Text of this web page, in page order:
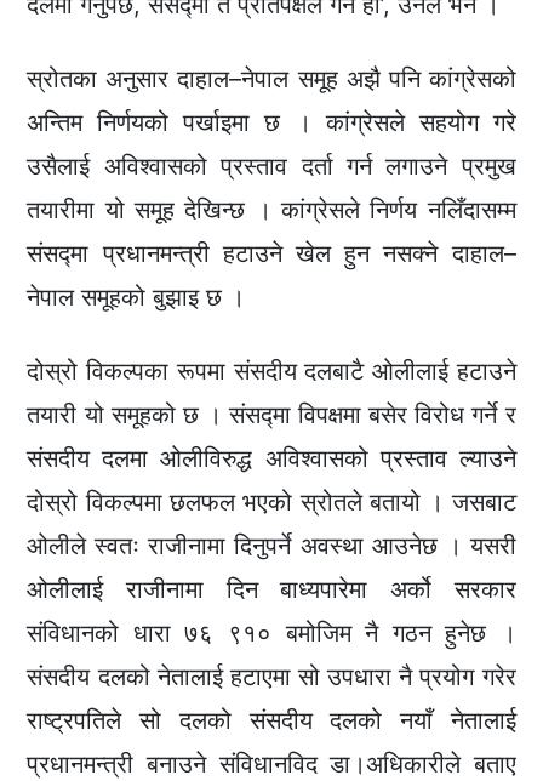
स्रोतका अनुसार दाहाल–नेपाल समूह अझै पनि कांग्रेसको
अन्तिम निर्णयको पर्खाइमा छ । कांग्रेसले सहयोग गरे
उसैलाई अविश्वासको प्रस्ताव दर्ता गर्न लगाउने प्रमुख
तयारीमा यो समूह देखिन्छ । कांग्रेसले निर्णय नलिँदासम्म
संसद्मा प्रधानमन्त्री हटाउने खेल हुन नसक्ने दाहाल–
नेपाल समूहको बुझाइ छ ।
दोस्रो विकल्पका रूपमा संसदीय दलबाटै ओलीलाई हटाउने
तयारी यो समूहको छ । संसद्मा विपक्षमा बसेर विरोध गर्ने र
संसदीय दलमा ओलीविरुद्ध अविश्वासको प्रस्ताव ल्याउने
दोस्रो विकल्पमा छलफल भएको स्रोतले बतायो । जसबाट
ओलीले स्वतः राजीनामा दिनुपर्ने अवस्था आउनेछ । यसरी
ओलीलाई राजीनामा दिन बाध्यपारेमा अर्को सरकार
संविधानको धारा ७६ ९१० बमोजिम नै गठन हुनेछ ।
संसदीय दलको नेतालाई हटाएमा सो उपधारा नै प्रयोग गरेर
राष्ट्रपतिले सो दलको संसदीय दलको नयाँ नेतालाई
प्रधानमन्त्री बनाउने संविधानविद डा।अधिकारीले बताए